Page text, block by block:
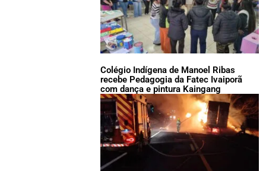
Colégio Indígena de Manoel Ribas
recebe Pedagogia da Fatec Ivaiporã
com dança e pintura Kaingang